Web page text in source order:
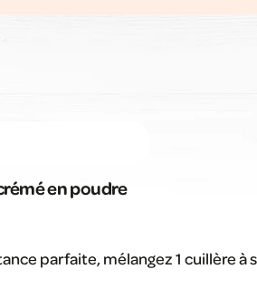
en poudre
parfaite, mélangez 1 cuillère à